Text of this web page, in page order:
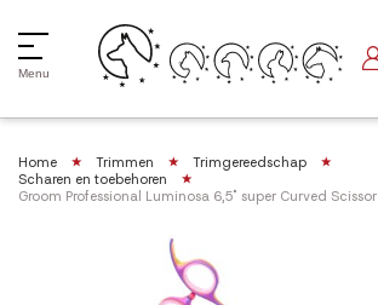
Menu
Home Trimmen
Trimgereedschap
Scharen en toebehoren
Groom Professional Luminosa 6,5" super Curved Scissor